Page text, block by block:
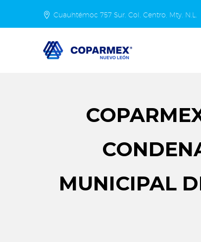
Cuauhtémoc 757 Sur. Col. Centro, Mty. N.L.
MUNICIPAL